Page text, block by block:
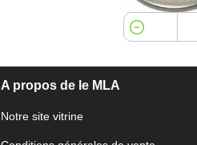
A propos de le MLA
Notre site vitrine